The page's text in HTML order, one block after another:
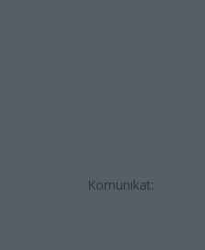
Komunikat: